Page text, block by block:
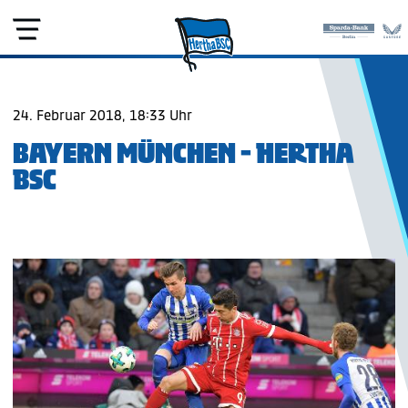
24. Februar 2018, 18:33 Uhr
BAYERN MÜNCHEN - HERTHA
BSC